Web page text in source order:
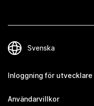
Inloggning för utvecklare
Användarvillkor